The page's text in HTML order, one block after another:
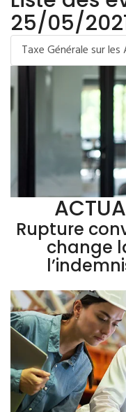
25/05/
Taxe Générale sur
Rupture
change